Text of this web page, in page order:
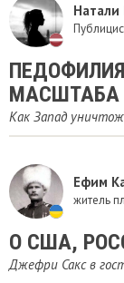
Натали
МАСШТАБА
Как Запад
Ефим
житель
О США,
Джефри Сакс в